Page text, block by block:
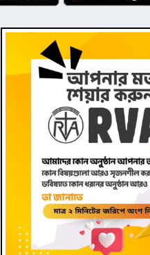
STAY CONNECTED WITH US!
FOOTER
Contact |